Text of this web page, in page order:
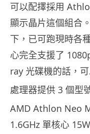
可以配擇採用
顯示晶片這個組合
下，已可跑現時各
心完全支援了
ray 光碟機的話，
處理器提供 3 個型
AMD Athlon Neo
1.6GHz 單核心